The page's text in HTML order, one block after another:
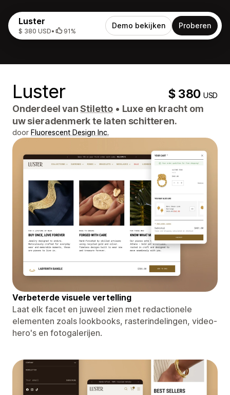
Luster
$ 380 USD• 91%
Demo bekijken Proberen
Luster $ 380USD
Onderdeel vanStiletto • Luxe en kracht om
uw sieradenmerk te laten schitteren.
door Fluorescent Design Inc.
Verbeterde visuele vertelling
Laat elk facet en juweel zien met redactionele
elementen zoals lookbooks, rasterindelingen, video-
hero's en fotogalerijen.